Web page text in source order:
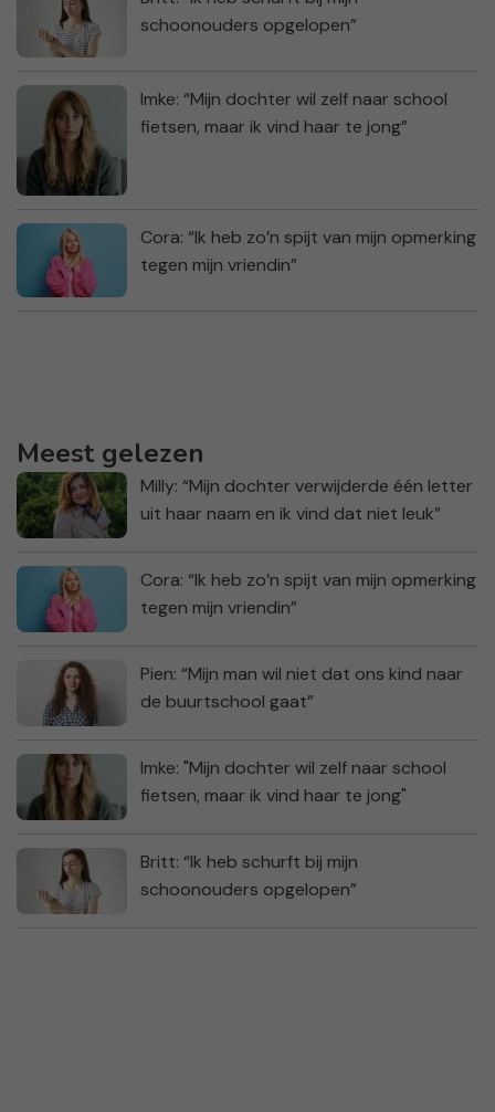
schoonouders opgelopen”
Imke: “Mijn dochter wil zelf naar school
fietsen, maar ik vind haar te jong”
Cora: “Ik heb zo’n spijt van mijn opmerking
tegen mijn vriendin”
Meest gelezen
Milly: “Mijn dochter verwijderde één letter
uit haar naam en ik vind dat niet leuk”
Cora: “Ik heb zo’n spijt van mijn opmerking
tegen mijn vriendin”
Pien: “Mijn man wil niet dat ons kind naar
de buurtschool gaat”
Imke: "Mijn dochter wil zelf naar school
fietsen, maar ik vind haar te jong"
Britt: “Ik heb schurft bij mijn
schoonouders opgelopen”